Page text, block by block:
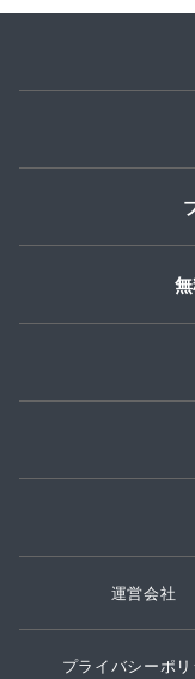
運営会社
プライバシーポ